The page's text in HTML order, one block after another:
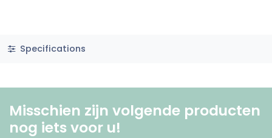
Specifications
Misschien zijn volgende producten
nog iets voor u! ​